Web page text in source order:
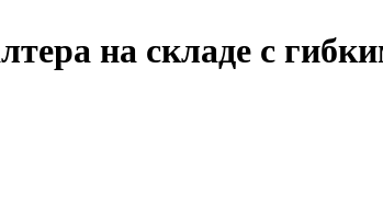
на складе с